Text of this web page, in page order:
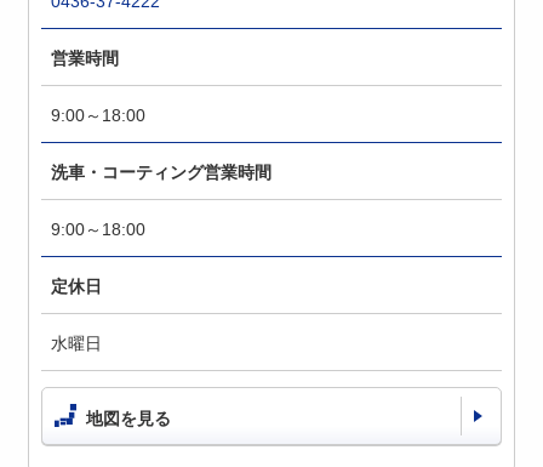
営業時間
9:00～18:00
洗車・コーティング営業時間
9:00～18:00
定休日
水曜日
地図を見る